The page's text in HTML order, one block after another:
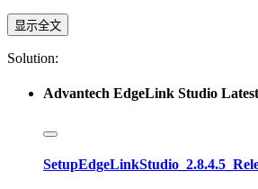
显示全文
Solution:
Advantech EdgeLink Studio